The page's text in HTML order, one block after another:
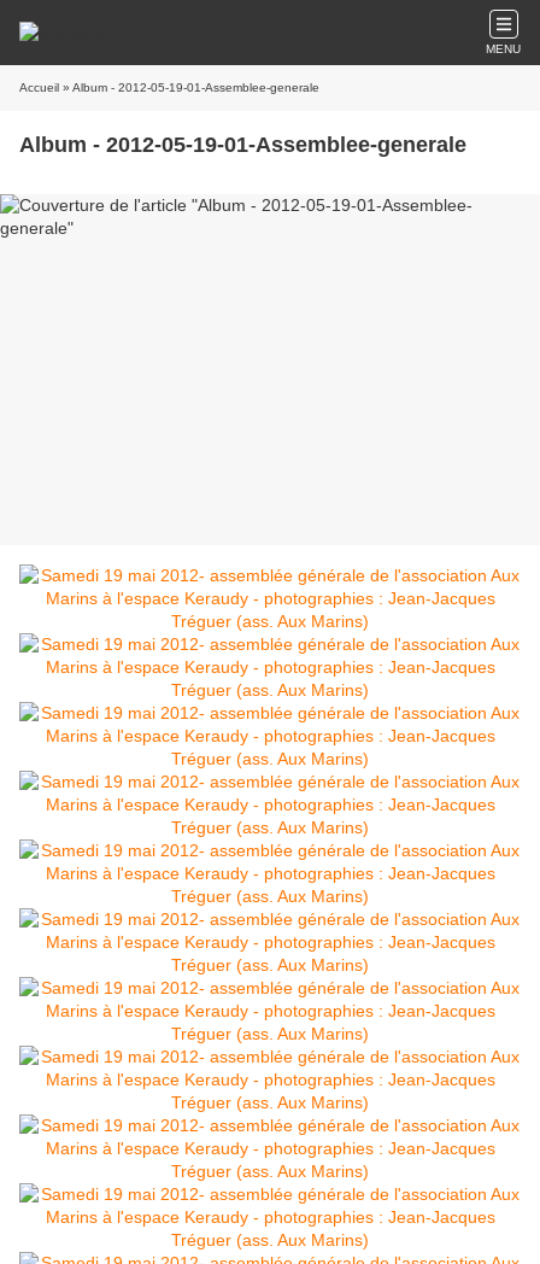
MENU
Accueil » Album - 2012-05-19-01-Assemblee-generale
Album - 2012-05-19-01-Assemblee-generale